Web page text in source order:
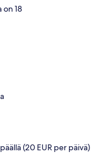
on 18
(20 EUR per päivä)